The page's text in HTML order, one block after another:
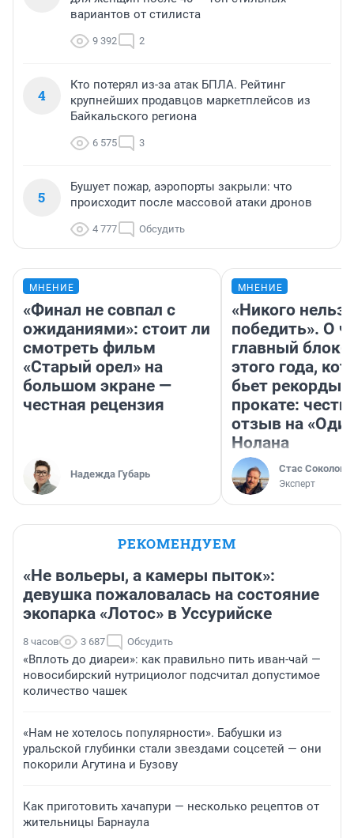
вариантов от стилиста
9 392 2
4
Кто потерял из-за атак БПЛА. Рейтинг
крупнейших продавцов маркетплейсов из
Байкальского региона
6 575 3
5
Бушует пожар, аэропорты закрыли: что
происходит после массовой атаки дронов
4 777 Обсудить
МНЕНИЕ
«Финал не совпал с
ожиданиями»: стоит ли
смотреть фильм
«Старый орел» на
большом экране —
честная рецензия
Надежда Губарь
МНЕНИЕ
«Никого нельзя
победить». О
главный
этого года,
бьет рекорды в
прокате:
отзыв на
Нолана
Стас Соколов
Эксперт
РЕКОМЕНДУЕМ
«Не вольеры, а камеры пыток»:
девушка пожаловалась на состояние
экопарка «Лотос» в Уссурийске
8 часов 3 687 Обсудить
«Вплоть до диареи»: как правильно пить иван-чай —
новосибирский нутрициолог подсчитал допустимое
количество чашек
«Нам не хотелось популярности». Бабушки из
уральской глубинки стали звездами соцсетей — они
покорили Агутина и Бузову
Как приготовить хачапури — несколько рецептов от
жительницы Барнаула